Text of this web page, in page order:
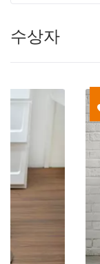
수상자